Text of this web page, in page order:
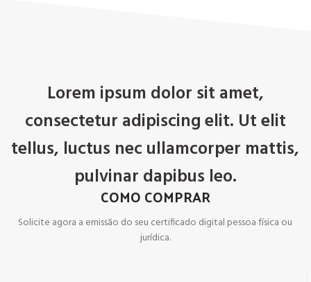
Lorem ipsum dolor sit amet,
consectetur adipiscing elit. Ut elit
tellus, luctus nec ullamcorper mattis,
pulvinar dapibus leo.
COMO COMPRAR
Solicite agora a emissão do seu certificado digital pessoa física ou
jurídica.